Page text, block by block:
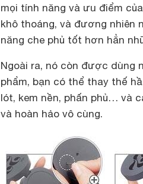
mọi tính năng và ưu điểm
khô thoáng, và đương nhiên
năng che phủ tốt hơn hẳn
Ngoài ra, nó còn được dùng
phẩm, bạn có thể thay thế
lót, kem nền, phấn phủ… và
và hoàn hảo vô cùng.